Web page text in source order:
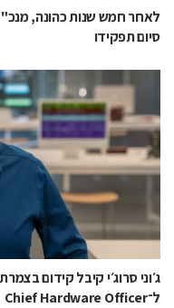
לאחר חמש שנות כהונה,
סיום תפקידו
ג׳וני סרוג׳י קיבל קידום
ל־Chief Hardware Officer